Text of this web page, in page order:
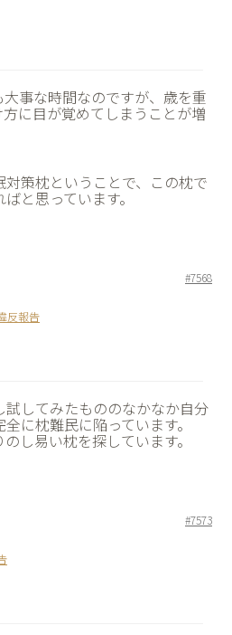
事な時間なのですが、歳を重
に目が覚めてしまうことが増
策枕ということで、この枕で
と思っています。
#7568
反報告
してみたもののなかなか自分
に枕難民に陥っています。
し易い枕を探しています。
#7573